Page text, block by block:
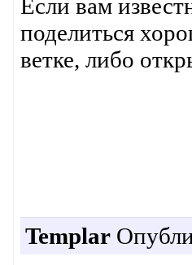
Если вам
поделиться
ветке, либо
Templar